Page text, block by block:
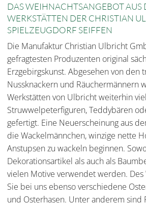
DAS WEIHNACHTSANGEBOT AUS
WERKSTÄTTEN DER CHRISTIAN
SPIELZEUGDORF SEIFFEN
Die Manufaktur Christian Ulbricht
gefragtesten Produzenten original
Erzgebirgskunst. Abgesehen von den
Nussknackern und Räuchermännern
Werkstätten von Ulbricht weiterhin
Struwwelpeterfiguren, Teddybären
gefertigt. Eine Neuerscheinung aus
die Wackelmännchen, winzige nette
Anstupsen zu wackeln beginnen.
Dekorationsartikel als auch als
vielen Motive verwendet werden.
Sie bei uns ebenso verschiedene
und Osterhasen. Unter anderem sind